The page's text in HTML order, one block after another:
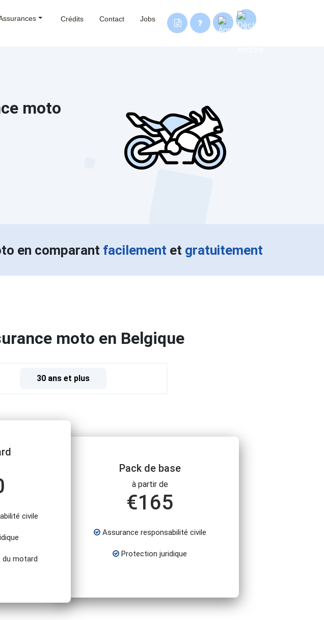
Crédits Contact Jobs
moto
en comparant facilement et gratuitement
moto en Belgique
30 ans et plus
civile
du motard
Pack de base
à partir de
€165
Assurance responsabilité civile
Protection juridique